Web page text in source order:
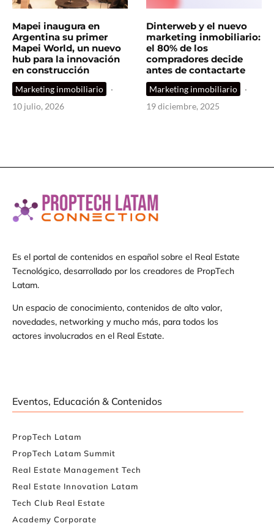
Mapei inaugura en
Argentina su primer
Mapei World, un nuevo
hub para la innovación
en construcción
Marketing inmobiliario
·
10 julio, 2026
Dinterweb y el nuevo
marketing inmobiliario:
el 80% de los
compradores decide
antes de contactarte
Marketing inmobiliario
·
19 diciembre, 2025
Es el portal de contenidos en español sobre el Real Estate
Tecnológico, desarrollado por los creadores de PropTech
Latam.
Un espacio de conocimiento, contenidos de alto valor,
novedades, networking y mucho más, para todos los
actores involucrados en el Real Estate.
Eventos, Educación & Contenidos
PropTech Latam
PropTech Latam Summit
Real Estate Management Tech
Real Estate Innovation Latam
Tech Club Real Estate
Academy Corporate